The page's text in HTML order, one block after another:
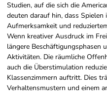
Studien, auf die sich die
deuten darauf hin, dass Spielen
Aufmerksamkeit und
Wenn kreativer Ausdruck im
längere Beschäftigungsphasen
Aktivitäten. Die räumliche
auch die Überstimulation
Klassenzimmern auftritt. Dies
Verhaltensmustern und einem